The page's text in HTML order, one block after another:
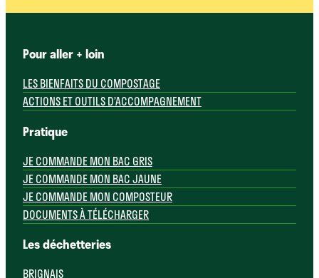
Les déchetteries
BRIGNAIS
Pratique
JE COMMANDE MON BAC GRIS
JE COMMANDE MON BAC JAUNE
JE COMMANDE MON COMPOSTEUR
DOCUMENTS À TÉLÉCHARGER
Pour aller + loin
LES BIENFAITS DU COMPOSTAGE
ACTIONS ET OUTILS D’ACCOMPAGNEMENT